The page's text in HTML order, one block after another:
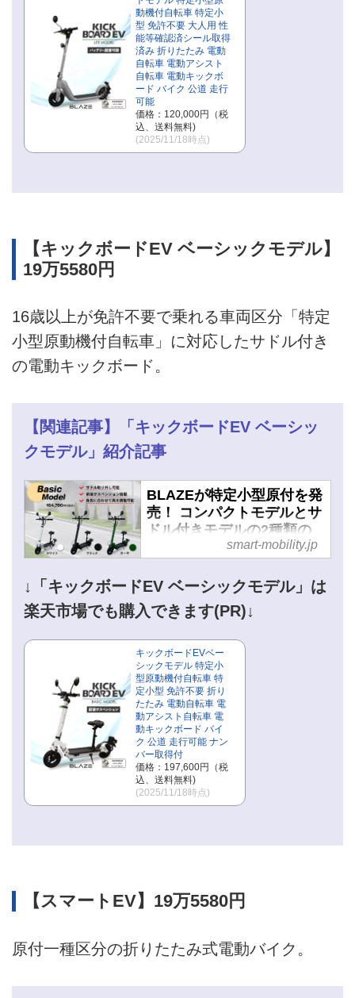
動機付自転車 特定小
型 免許不要 大人用 性
能等確認済シール取得
済み 折りたたみ 電動
自転車 電動アシスト
自転車 電動キックボ
ード バイク 公道 走行
可能
価格：120,000円（税
込、送料無料)
(2025/11/18時点)
【キックボードEV ベーシックモデル】
19万5580円
16歳以上が免許不要で乗れる車両区分「特定
小型原動機付自転車」に対応したサドル付き
の電動キックボード。
【関連記事】「キックボードEV ベーシッ
クモデル」紹介記事
BLAZEが特定小型原付を発
売！ コンパクトモデルとサ
ドル付きモデルの2種類の
電動キックボードから選べ
smart-mobility.jp
↓「キックボードEV ベーシックモデル」は
楽天市場でも購入できます(PR)↓
キックボードEVベー
シックモデル 特定小
型原動機付自転車 特
定小型 免許不要 折り
たたみ 電動自転車 電
動アシスト自転車 電
動キックボード バイ
ク 公道 走行可能 ナン
バー取得付
価格：197,600円（税
込、送料無料)
(2025/11/18時点)
【スマートEV】19万5580円
原付一種区分の折りたたみ式電動バイク。